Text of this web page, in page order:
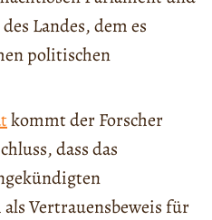
Landes, dem es
politischen
kommt der Forscher
dass das
Vertrauensbeweis für